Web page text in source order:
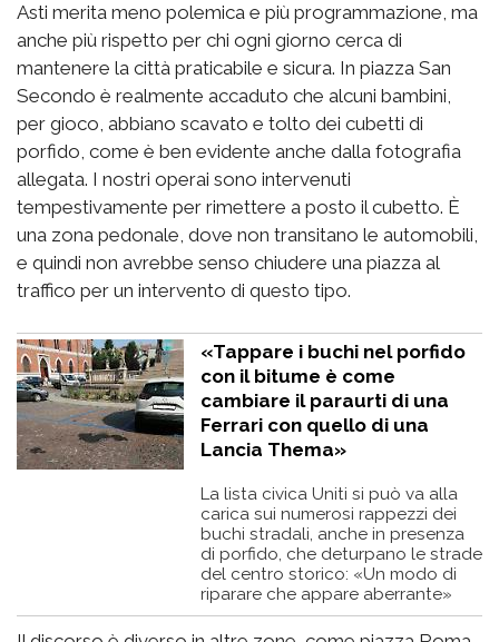
Asti merita meno polemica e più programmazione, ma
anche più rispetto per chi ogni giorno cerca di
mantenere la città praticabile e sicura. In piazza San
Secondo è realmente accaduto che alcuni bambini,
per gioco, abbiano scavato e tolto dei cubetti di
porfido, come è ben evidente anche dalla fotografia
allegata. I nostri operai sono intervenuti
tempestivamente per rimettere a posto il cubetto. È
una zona pedonale, dove non transitano le automobili,
e quindi non avrebbe senso chiudere una piazza al
traffico per un intervento di questo tipo.
«Tappare i buchi nel porfido
con il bitume è come
cambiare il paraurti di una
Ferrari con quello di una
Lancia Thema»
La lista civica Uniti si può va alla
carica sui numerosi rappezzi dei
buchi stradali, anche in presenza
di porfido, che deturpano le strade
del centro storico: «Un modo di
riparare che appare aberrante»